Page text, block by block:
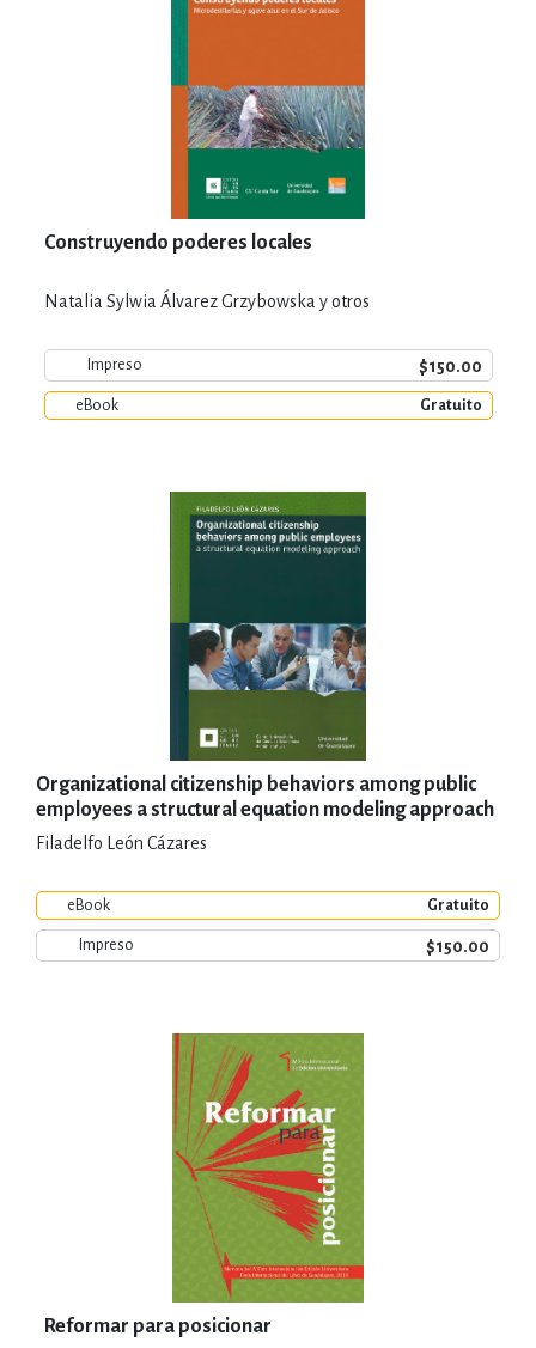
Construyendo poderes locales
Natalia Sylwia Álvarez Grzybowska y otros
Impreso $150.00
eBook Gratuito
Organizational citizenship behaviors among public
employees a structural equation modeling approach
Filadelfo León Cázares
eBook Gratuito
Impreso $150.00
Reformar para posicionar